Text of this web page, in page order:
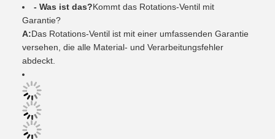
- Was ist das?Kommt das Rotations-Ventil mit
Garantie?
A:Das Rotations-Ventil ist mit einer umfassenden Garantie
versehen, die alle Material- und Verarbeitungsfehler
abdeckt.